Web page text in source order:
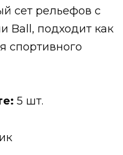
сет рельефов с
Ball, подходит как
спортивного
5 шт.